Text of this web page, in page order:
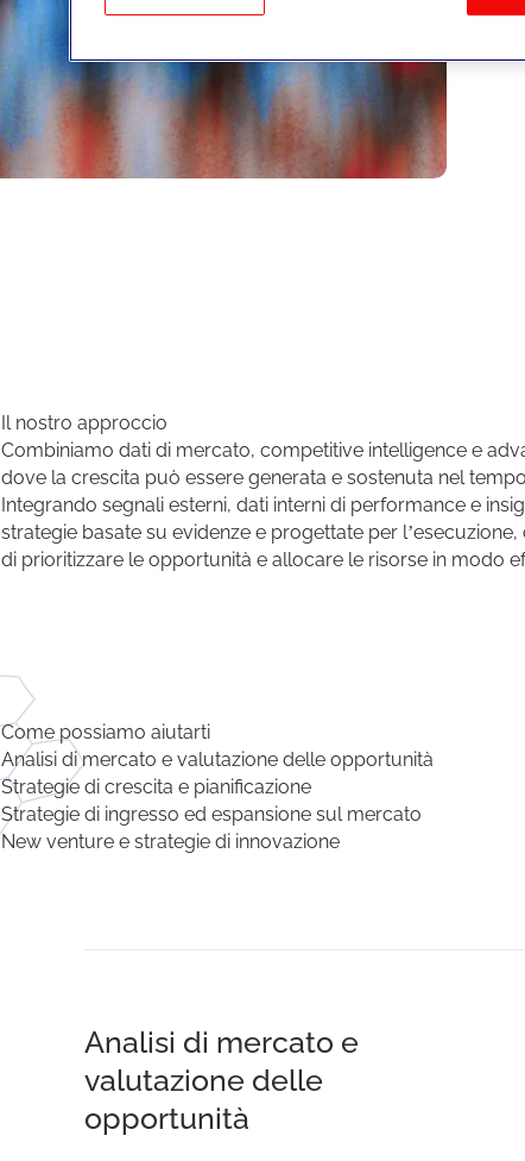
Il nostro approccio
Combiniamo dati di mercato, competitive intelligence e
dove la crescita può essere generata e sostenuta nel
Integrando segnali esterni, dati interni di performance e
strategie basate su evidenze e progettate per
di prioritizzare le opportunità e allocare le risorse in modo
Come possiamo aiutarti
Analisi di mercato e valutazione delle opportunità
Strategie di crescita e pianificazione
Strategie di ingresso ed espansione sul mercato
New venture e strategie di innovazione
Analisi di mercato e
valutazione delle
opportunità